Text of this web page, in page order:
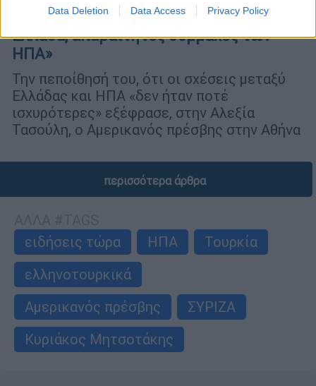
Data Deletion Data Access Privacy Policy
στα ελληνοτουρκικά συμβαίνει ήδη - Η
Ελλάδα, απαραίτητος σύμμαχος των
ΗΠΑ»
Την πεποίθησή του, ότι οι σχέσεις μεταξύ
Ελλάδας και ΗΠΑ «δεν ήταν ποτέ
ισχυρότερες» εξέφρασε, στην Αλεξία
Τασούλη, ο Αμερικανός πρέσβης στην Αθήνα
περισσότερα άρθρα
ειδήσεις τώρα
ΗΠΑ
Τουρκία
ελληνοτουρκικά
Αμερικανός πρέσβης
ΣΥΡΙΖΑ
Κυριάκος Μητσοτάκης